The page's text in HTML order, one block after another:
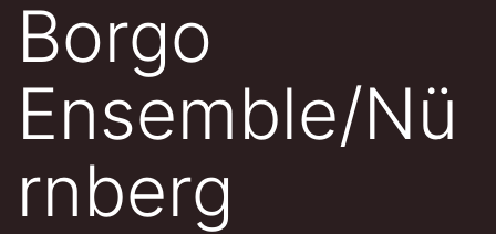
Borgo
Ensemble/Nü
rnberg